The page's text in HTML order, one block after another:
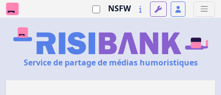
NSFW
Service de partage de médias humoristiques